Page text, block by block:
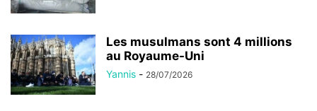
Les musulmans sont 4 millions
au Royaume-Uni
Yannis - 28/07/2026